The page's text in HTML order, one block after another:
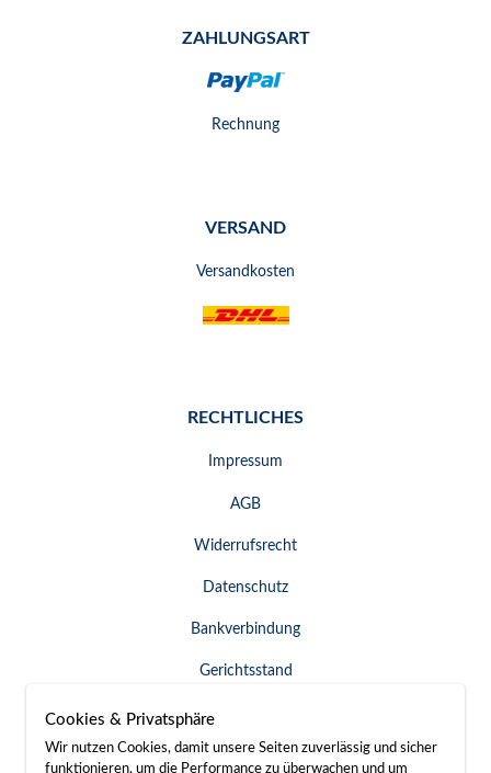
ZAHLUNGSART
Rechnung
VERSAND
Versandkosten
RECHTLICHES
Impressum
AGB
Widerrufsrecht
Datenschutz
Bankverbindung
Gerichtsstand
Widerruf erklären
Cookies & Privatsphäre
Wir nutzen Cookies, damit unsere Seiten zuverlässig und sicher
funktionieren, um die Performance zu überwachen und um